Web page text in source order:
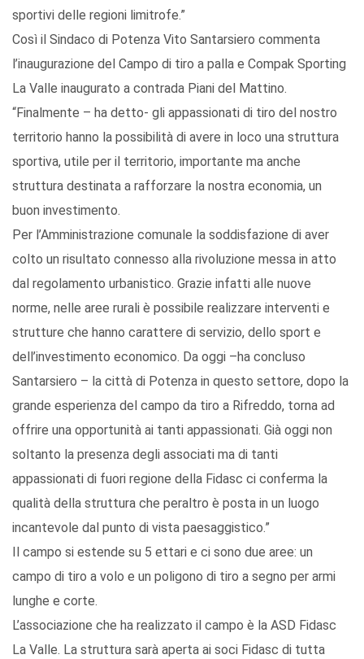
sportivi delle regioni limitrofe.”
Così il Sindaco di Potenza Vito Santarsiero commenta
l’inaugurazione del Campo di tiro a palla e Compak Sporting
La Valle inaugurato a contrada Piani del Mattino.
“Finalmente – ha detto- gli appassionati di tiro del nostro
territorio hanno la possibilità di avere in loco una struttura
sportiva, utile per il territorio, importante ma anche
struttura destinata a rafforzare la nostra economia, un
buon investimento.
Per l’Amministrazione comunale la soddisfazione di aver
colto un risultato connesso alla rivoluzione messa in atto
dal regolamento urbanistico. Grazie infatti alle nuove
norme, nelle aree rurali è possibile realizzare interventi e
strutture che hanno carattere di servizio, dello sport e
dell’investimento economico. Da oggi –ha concluso
Santarsiero – la città di Potenza in questo settore, dopo la
grande esperienza del campo da tiro a Rifreddo, torna ad
offrire una opportunità ai tanti appassionati. Già oggi non
soltanto la presenza degli associati ma di tanti
appassionati di fuori regione della Fidasc ci conferma la
qualità della struttura che peraltro è posta in un luogo
incantevole dal punto di vista paesaggistico.”
Il campo si estende su 5 ettari e ci sono due aree: un
campo di tiro a volo e un poligono di tiro a segno per armi
lunghe e corte.
L’associazione che ha realizzato il campo è la ASD Fidasc
La Valle. La struttura sarà aperta ai soci Fidasc di tutta